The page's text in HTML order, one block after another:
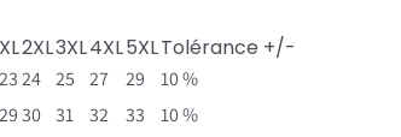
XL2XL3XL4XL5XLTolérance +/-
2324 25 27 29 10 %
2930 31 32 33 10 %